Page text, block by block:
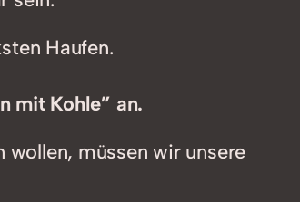
Haufen.
mit Kohle” an.
müssen wir unsere